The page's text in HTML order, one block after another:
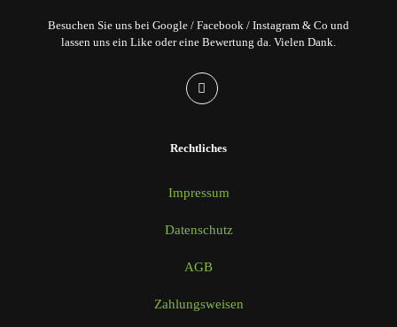
Besuchen Sie uns bei Google / Facebook / Instagram & Co und
lassen uns ein Like oder eine Bewertung da. Vielen Dank.
Rechtliches
Impressum
Datenschutz
AGB
Zahlungsweisen